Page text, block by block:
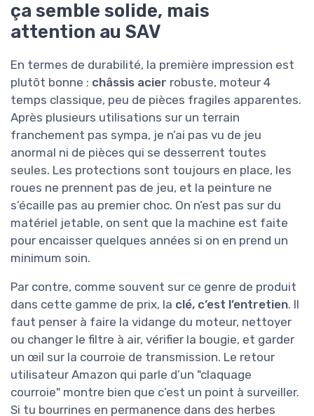
veux qu’il tienne plusieurs saisons.
Lesystème de coupe au fil de 4 mm
fils standards. Le fil carré a un bon mordant
dans l’herbe et les tiges un peu dures. Quand tu
tapes dans un caillou ou un truc trop dur, c’est
le fil qui prend, ce qui évite de plier une lame en
métal. En échange, tu consommes du fil, mais
avec les 10 recharges fournies, tu vois venir. Le
carter de protection anti-éclaboussures est en
métal avec quelques éléments plastiques. Il
fait le job, mais il ne faut pas s’attendre à un
blindage de tank : si tu fracasses un gros
caillou à pleine vitesse, ça peut marquer.
Globalement, on est sur une machine "sérieuse"
pour particulier exigeant, mais pas sur de la
machine pro de paysagiste qui tourne 8 heures
par jour.
Durabilité et
entretien : ça semble
★★★★★
★★★★★